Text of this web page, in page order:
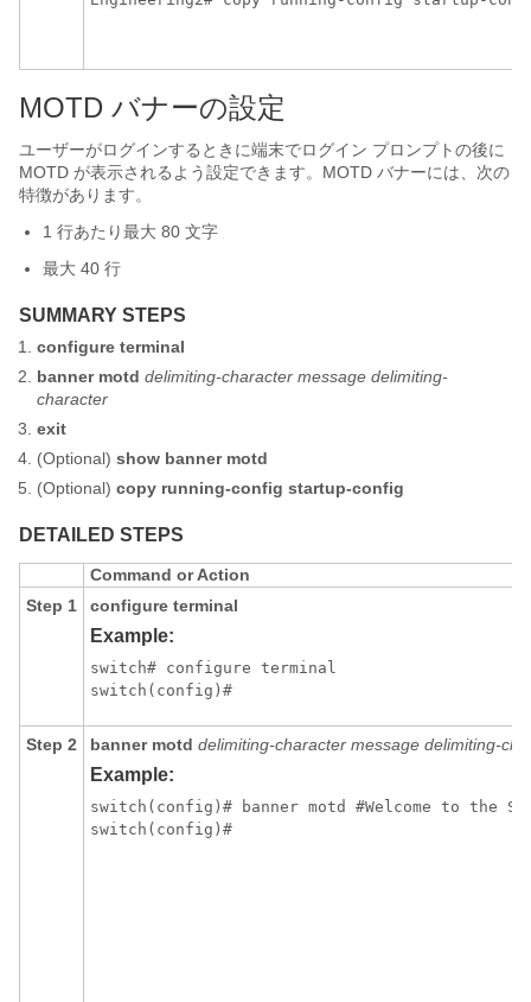
MOTD バナーの設定
ユーザーがログインするときに端末でログイン プロンプトの後に
MOTD が表示されるよう設定できます。MOTD バナーには、次の
特徴があります。
1 行あたり最大 80 文字
最大 40 行
SUMMARY STEPS
configure terminal
banner motd delimiting-character message delimiting-
character
exit
(Optional) show banner motd
(Optional) copy running-config startup-config
DETAILED STEPS
Command or Action
Step 1
configure terminal
Example:
switch# configure terminal
switch(config)#
Step 2 banner motd delimiting-character message delimiting-
Example:
switch(config)# banner motd #Welcome to the
switch(config)#